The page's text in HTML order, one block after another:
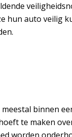
hun auto veilig
binnen
te maken